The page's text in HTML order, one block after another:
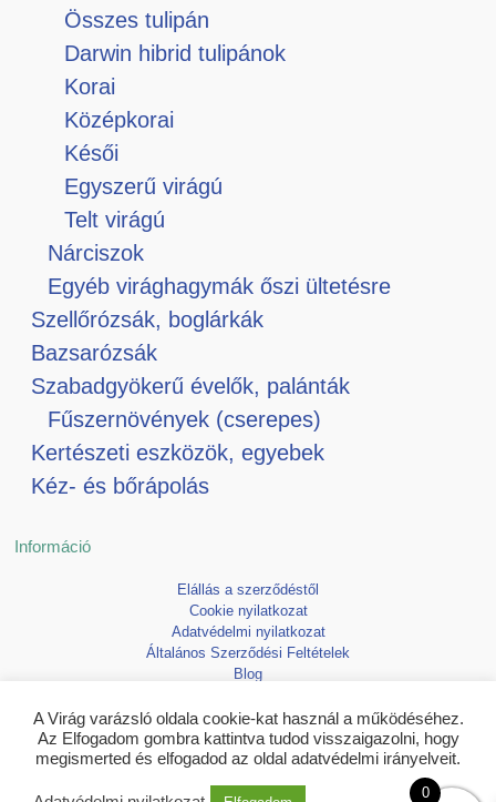
Összes tulipán
Darwin hibrid tulipánok
Korai
Középkorai
Késői
Egyszerű virágú
Telt virágú
Nárciszok
Egyéb virághagymák őszi ültetésre
Szellőrózsák, boglárkák
Bazsarózsák
Szabadgyökerű évelők, palánták
Fűszernövények (cserepes)
Kertészeti eszközök, egyebek
Kéz- és bőrápolás
Információ
Elállás a szerződéstől
Cookie nyilatkozat
Adatvédelmi nyilatkozat
Általános Szerződési Feltételek
Blog
A Virág varázsló oldala cookie-kat használ a működéséhez.
Az Elfogadom gombra kattintva tudod visszaigazolni, hogy
megismerted és elfogadod az oldal adatvédelmi irányelveit.
0